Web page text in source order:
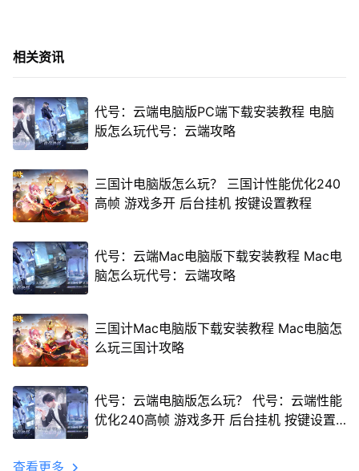
相关资讯
代号：云端电脑版PC端下载安装教程 电脑
版怎么玩代号：云端攻略
三国计电脑版怎么玩？ 三国计性能优化240
高帧 游戏多开 后台挂机 按键设置教程
代号：云端Mac电脑版下载安装教程 Mac电
脑怎么玩代号：云端攻略
三国计Mac电脑版下载安装教程 Mac电脑怎
么玩三国计攻略
代号：云端电脑版怎么玩？ 代号：云端性能
优化240高帧 游戏多开 后台挂机 按键设置
查看更多